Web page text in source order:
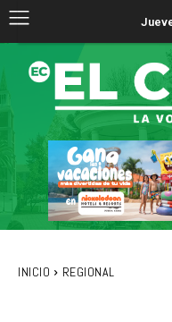
INICIO REGIONAL